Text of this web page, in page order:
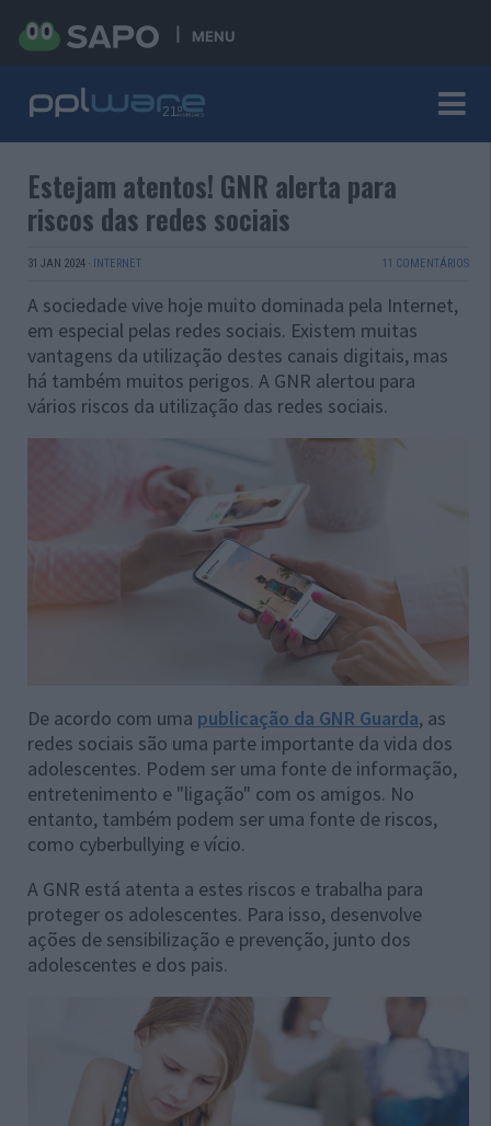
MENU
Estejam atentos! GNR alerta para
riscos das redes sociais
31 JAN 2024 · INTERNET 11 COMENTÁRIOS
A sociedade vive hoje muito dominada pela Internet,
em especial pelas redes sociais. Existem muitas
vantagens da utilização destes canais digitais, mas
há também muitos perigos. A GNR alertou para
vários riscos da utilização das redes sociais.
De acordo com uma publicação da GNR Guarda, as
redes sociais são uma parte importante da vida dos
adolescentes. Podem ser uma fonte de informação,
entretenimento e "ligação" com os amigos. No
entanto, também podem ser uma fonte de riscos,
como cyberbullying e vício.
A GNR está atenta a estes riscos e trabalha para
proteger os adolescentes. Para isso, desenvolve
ações de sensibilização e prevenção, junto dos
adolescentes e dos pais.